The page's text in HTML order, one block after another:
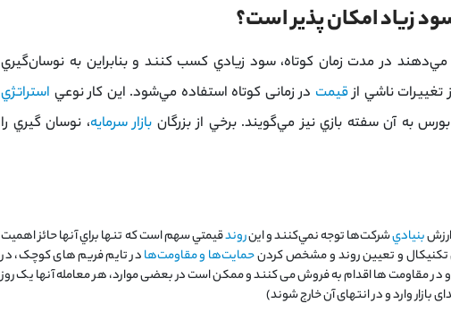
سود زیاد امکان پذیر است؟
مي‌دهند در مدت زمان كوتاه، سود زيادي كسب كنند و بنابراين به نوسان‌گيري
تغيیرات ناشي ازقيمت در زمانی کوتاه استفاده مي‌شود. اين كار نوعي استراتژي
به آن سفته بازي نیز مي‌گويند. برخي از بزرگان بازار سرمايه، نوسان گيري را
بنياديشركت‌ها توجه نمي‌كنند و اينروندقيمتي سهم است كه تنها براي آنها حائز اهميت
تكنيكال و تعیین روند و مشخص كردنحمايت‌ها و مقاومت‌هادر تایم فریم های کوچک، در
در مقاومت ها اقدام به فروش می کنند و ممکن است در بعضی موارد، هر معامله آنها یک روز
بازار وارد و در انتهای آن خارج شوند)